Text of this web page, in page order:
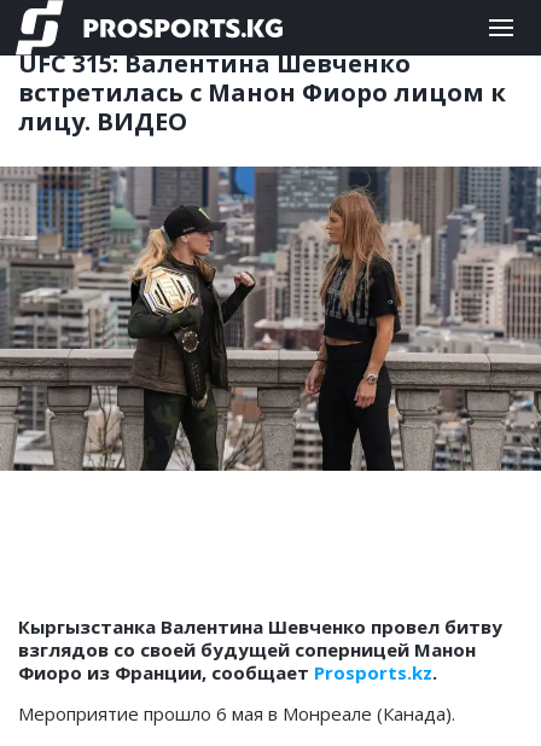
ММА 06.05.2025 15:10
UFC 315: Валентина Шевченко
встретилась с Манон Фиоро лицом к
лицу. ВИДЕО
Кыргызстанка Валентина Шевченко провел битву
взглядов со своей будущей соперницей Манон
Фиоро из Франции, сообщает Prosports.kz.
Мероприятие прошло 6 мая в Монреале (Канада).